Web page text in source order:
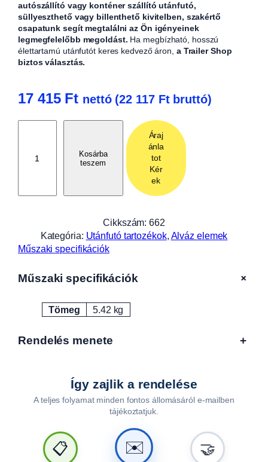
autószállító vagy konténer szállító utánfutó,
süllyeszthető vagy billenthető kivitelben, szakértő
csapatunk segít megtalálni az Ön igényeinek
legmegfelelőbb megoldást. Ha megbízható, hosszú
élettartamú utánfutót keres kedvező áron, a Trailer Shop
biztos választás.
17 415 Ft nettó (22 117 Ftbruttó)
v
,
0
Kosárba
teszem
Áraj
ánla
tot
Kér
ek
Cikkszám: 662
Kategória: Utánfutó tartozékok, Alváz elemek
Műszaki specifikációk
Műszaki specifikációk +
Attribútumok Érték
Tömeg 5.42 kg
Rendelés menete +
Így zajlik a rendelése
A teljes folyamat minden fontos állomásáról e-mailben
tájékoztatjuk.
📋 ✉️ 🤝